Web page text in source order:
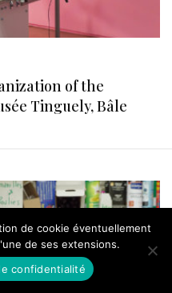
of the
Tinguely, Bâle
de cookie éventuellement
de ses extensions.
confidentialité